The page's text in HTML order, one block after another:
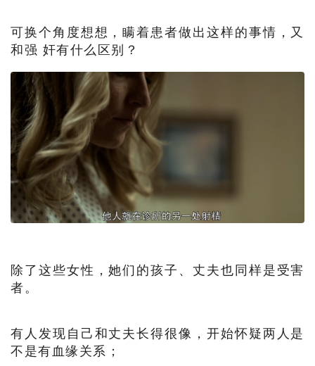
可换个角度想想，瞒着患者做出这样的事情，又
和强 奸有什么区别？
除了这些女性，她们的孩子、丈夫也同样是受害
者。
有人发现自己和丈夫长得很像，开始怀疑两人是
不是有血缘关系；